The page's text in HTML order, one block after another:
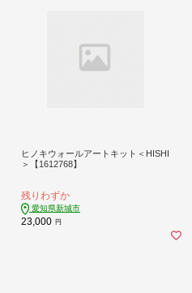
ヒノキウォールアートキット＜HISHI
＞【1612768】
残りわずか
愛知県新城市
23,000 円